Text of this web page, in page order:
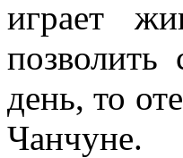
играет
день, то
Чанчуне.